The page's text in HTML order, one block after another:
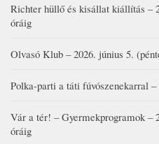
Richter hüllő és kisállat kiállítás –
óráig
Olvasó Klub – 2026. június 5.
Polka-parti a táti fúvószenekarral
Vár a tér! – Gyermekprogramok –
óráig